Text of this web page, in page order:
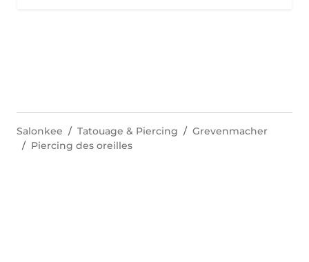
Salonkee Tatouage & Piercing
Grevenmacher
Piercing des oreilles